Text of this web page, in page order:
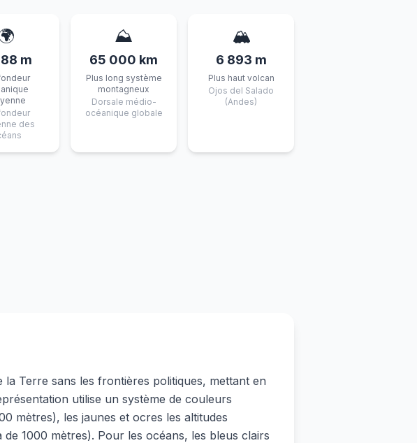
m
des
⛰️
65 000 km
Plus long système
montagneux
Dorsale médio-
océanique globale
🏔️
6 893 m
Plus haut volcan
Ojos del Salado
(Andes)
Terre sans les frontières politiques, mettant en
utilise un système de couleurs
mètres), les jaunes et ocres les altitudes
1000 mètres). Pour les océans, les bleus clairs